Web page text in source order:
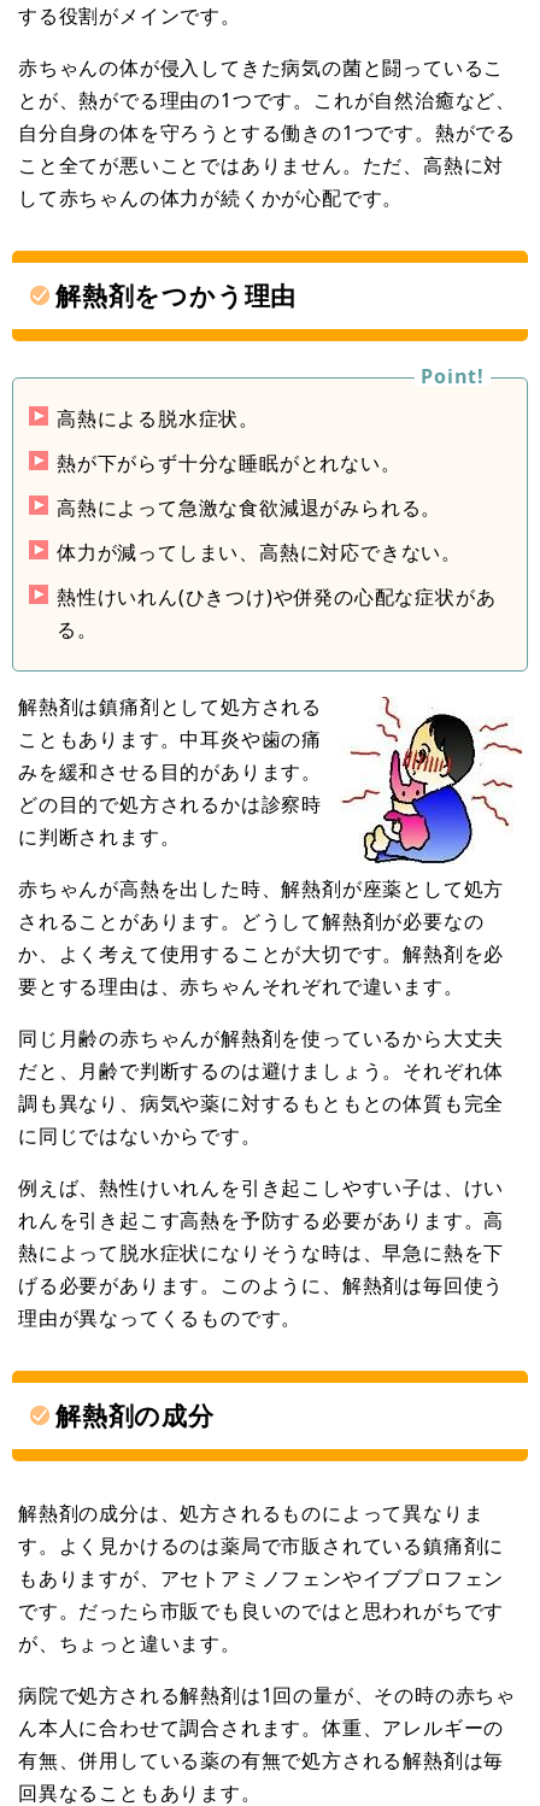
する役割がメインです。
赤ちゃんの体が侵入してきた病気の菌と闘っているこ
とが、熱がでる理由の1つです。これが自然治癒など、
自分自身の体を守ろうとする働きの1つです。熱がでる
こと全てが悪いことではありません。ただ、高熱に対
して赤ちゃんの体力が続くかが心配です。
解熱剤をつかう理由
高熱による脱水症状。
熱が下がらず十分な睡眠がとれない。
高熱によって急激な食欲減退がみられる。
体力が減ってしまい、高熱に対応できない。
熱性けいれん(ひきつけ)や併発の心配な症状があ
る。
解熱剤は鎮痛剤として処方される
こともあります。中耳炎や歯の痛
みを緩和させる目的があります。
どの目的で処方されるかは診察時
に判断されます。
赤ちゃんが高熱を出した時、解熱剤が座薬として処方
されることがあります。どうして解熱剤が必要なの
か、よく考えて使用することが大切です。解熱剤を必
要とする理由は、赤ちゃんそれぞれで違います。
同じ月齢の赤ちゃんが解熱剤を使っているから大丈夫
だと、月齢で判断するのは避けましょう。それぞれ体
調も異なり、病気や薬に対するもともとの体質も完全
に同じではないからです。
例えば、熱性けいれんを引き起こしやすい子は、けい
れんを引き起こす高熱を予防する必要があります。高
熱によって脱水症状になりそうな時は、早急に熱を下
げる必要があります。このように、解熱剤は毎回使う
理由が異なってくるものです。
解熱剤の成分
解熱剤の成分は、処方されるものによって異なりま
す。よく見かけるのは薬局で市販されている鎮痛剤に
もありますが、アセトアミノフェンやイブプロフェン
です。だったら市販でも良いのではと思われがちです
が、ちょっと違います。
病院で処方される解熱剤は1回の量が、その時の赤ちゃ
ん本人に合わせて調合されます。体重、アレルギーの
有無、併用している薬の有無で処方される解熱剤は毎
回異なることもあります。